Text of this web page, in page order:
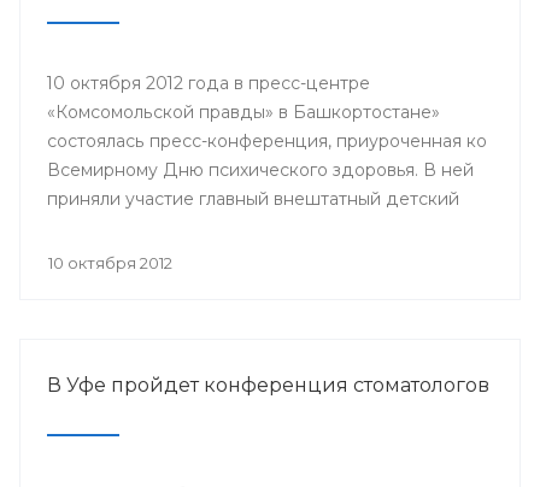
«Мой доктор», «Будь здоров», «Мать и дитя» и
10 октября 2012 года в пресс-центре
«Комсомольской правды» в Башкортостане»
состоялась пресс-конференция, приуроченная ко
Всемирному Дню психического здоровья. В ней
приняли участие главный внештатный детский
психиатрии и наркологии БГМУ Владимир
Республиканской психиатрической больницы №1
Минздрава РБ Фанзиля Мустафина.
10 октября 2012
В Уфе пройдет конференция стоматологов